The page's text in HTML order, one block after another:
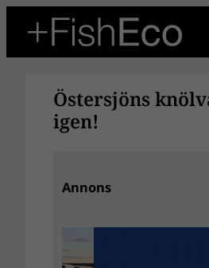
innehåll
Östersjöns
igen!
Annons